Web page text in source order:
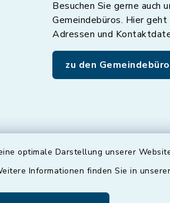
optimale Darstellung unserer
Informationen finden Sie in
!
Besuchen Sie gerne auch
Gemeindebüros. Hier geht
Adressen und
zu den